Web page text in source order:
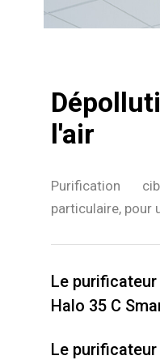
l'air
Purification
particulaire, pour
Le purificateur
Halo 35 C
Le purificateur